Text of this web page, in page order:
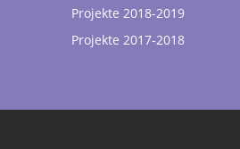
Projekte 2018-2019
Projekte 2017-2018